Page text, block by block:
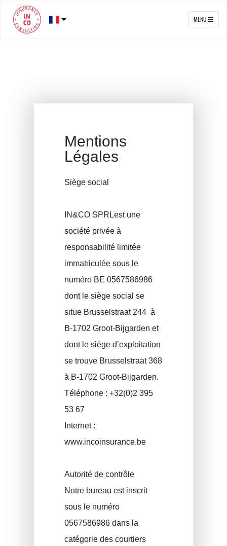
MENU
Mentions
Légales
Siège social
IN&CO SPRLest une
société privée à
responsabilité limitée
immatriculée sous le
numéro BE 0567586986
dont le siège social se
situe Brusselstraat 244 à
B-1702 Groot-Bijgarden et
dont le siège d’exploitation
se trouve Brusselstraat 368
à B-1702 Groot-Bijgarden.
Téléphone : +32(0)2 395
53 67
Internet :
www.incoinsurance.be
Autorité de contrôle
Notre bureau est inscrit
sous le numéro
0567586986 dans la
catégorie des courtiers